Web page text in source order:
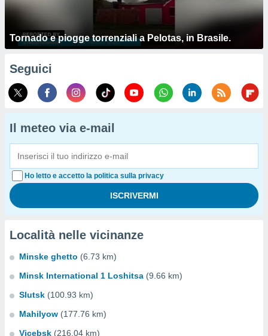
Tornado e piogge torrenziali a Pelotas, in Brasile.
Seguici
Il meteo via e-mail
Ho letto e accetto la politica sulla privacy
Località nelle vicinanze
Minske ghetto (6.73 km)
Minsk International 1 Loshitsa (9.66 km)
Slutsk (100.93 km)
Mahilyow (177.76 km)
Vicebsk (216.04 km)